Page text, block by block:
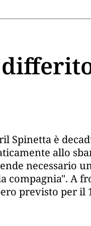
Spinetta è
allo
necessario
compagnia". A
previsto per il